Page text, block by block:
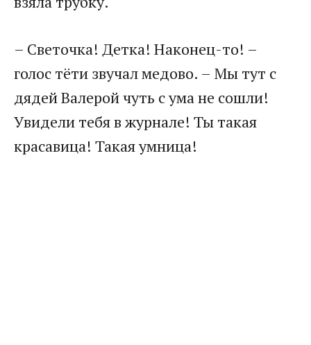
– Светочка! Детка! Наконец-то! –
голос тёти звучал медово. – Мы тут с
дядей Валерой чуть с ума не сошли!
Увидели тебя в журнале! Ты такая
красавица! Такая умница!